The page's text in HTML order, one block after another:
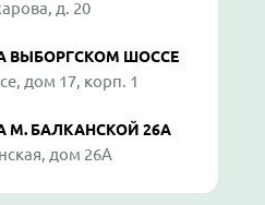
д. 20
ВЫБОРГСКОМ ШОССЕ
дом 17, корп. 1
М. БАЛКАНСКОЙ 26А
дом 26А